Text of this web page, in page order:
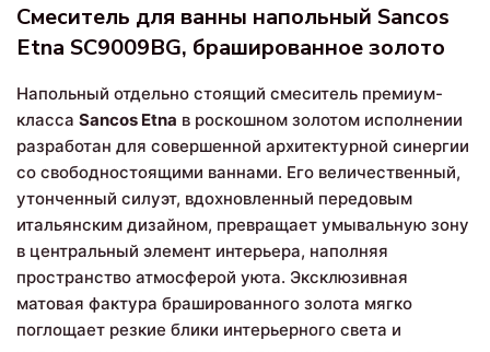
Смеситель для ванны напольный Sancos
Etna SC9009BG, брашированное золото
Напольный отдельно стоящий смеситель премиум-
класса Sancos Etna в роскошном золотом исполнении
разработан для совершенной архитектурной синергии
со свободностоящими ваннами. Его величественный,
утонченный силуэт, вдохновленный передовым
итальянским дизайном, превращает умывальную зону
в центральный элемент интерьера, наполняя
пространство атмосферой уюта. Эксклюзивная
матовая фактура брашированного золота мягко
поглощает резкие блики интерьерного света и